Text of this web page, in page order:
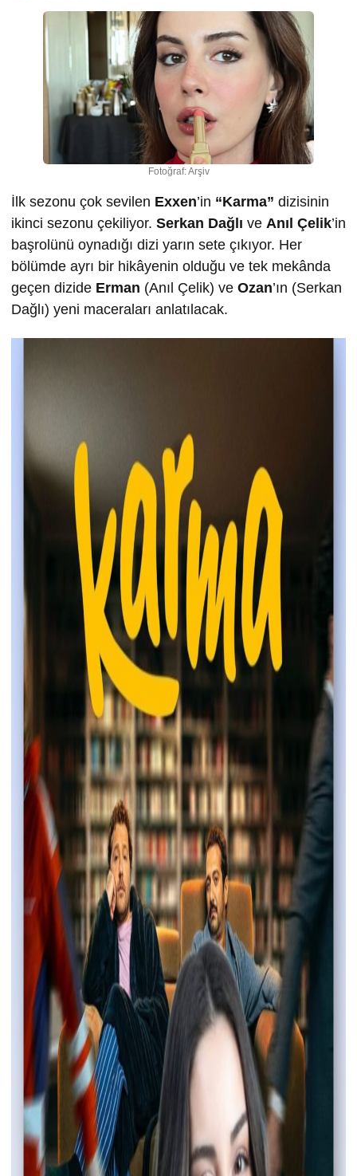
Fotoğraf: Arşiv
İlk sezonu çok sevilen Exxen’in “Karma” dizisinin
ikinci sezonu çekiliyor. Serkan Dağlı ve Anıl Çelik’in
başrolünü oynadığı dizi yarın sete çıkıyor. Her
bölümde ayrı bir hikâyenin olduğu ve tek mekânda
geçen dizide Erman (Anıl Çelik) ve Ozan’ın (Serkan
Dağlı) yeni maceraları anlatılacak.